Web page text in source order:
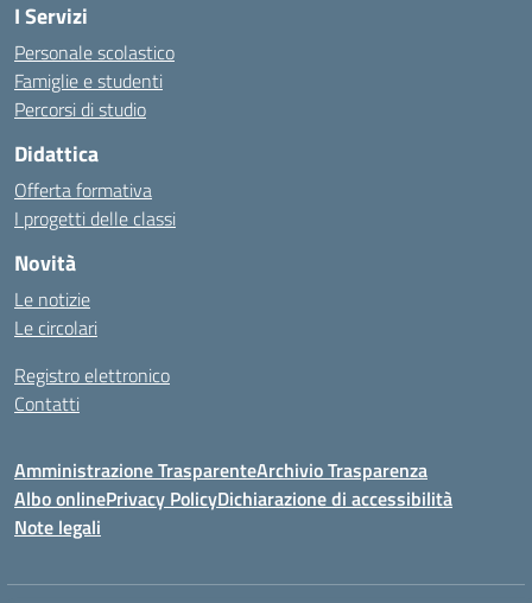
I Servizi
Personale scolastico
Famiglie e studenti
Percorsi di studio
Didattica
Offerta formativa
I progetti delle classi
Novità
Le notizie
Le circolari
Registro elettronico
Contatti
Amministrazione TrasparenteArchivio Trasparenza
Albo onlinePrivacy PolicyDichiarazione di accessibilità
Note legali